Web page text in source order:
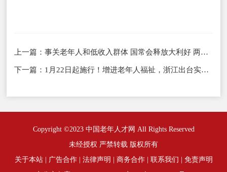
上一篇：事关老年人和低收入群体 国常会释放大利好 两大举措兜底民生保障安全网
下一篇： 1月22日起施行！增进老年人福祉，浙江出台实施意见
Copyright ©2023 中国老年人才网 All Rights Reserved
未经授权 严禁转载 版权所有
关于本站| 广告合作| 法律声明 商务合作| 联系我们
免责声明